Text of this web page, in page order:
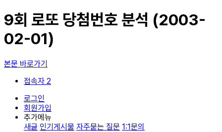
9회 로또 당첨번호 분석 (2003-
02-01)
본문 바로가기
접속자 2
로그인
회원가입
추가메뉴
새글 인기게시물 자주묻는 질문 1:1문의